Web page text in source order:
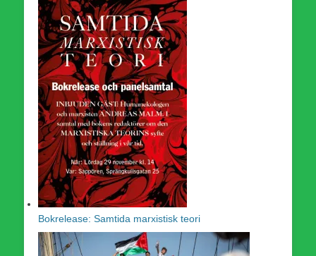
Bokrelease: Samtida marxistisk teori